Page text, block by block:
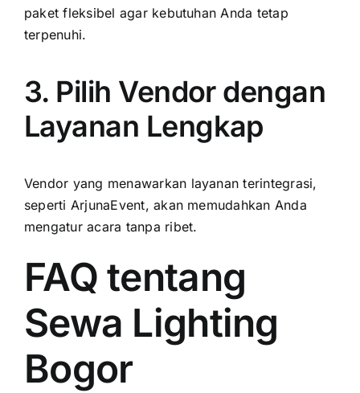
paket fleksibel agar kebutuhan Anda tetap
terpenuhi.
3. Pilih Vendor dengan
Layanan Lengkap
Vendor yang menawarkan layanan terintegrasi,
seperti ArjunaEvent, akan memudahkan Anda
mengatur acara tanpa ribet.
FAQ tentang
Sewa Lighting
Bogor